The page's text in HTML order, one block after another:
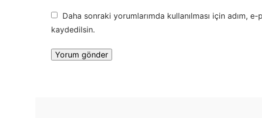
Daha sonraki yorumlarımda kullanılması için adım,
kaydedilsin.